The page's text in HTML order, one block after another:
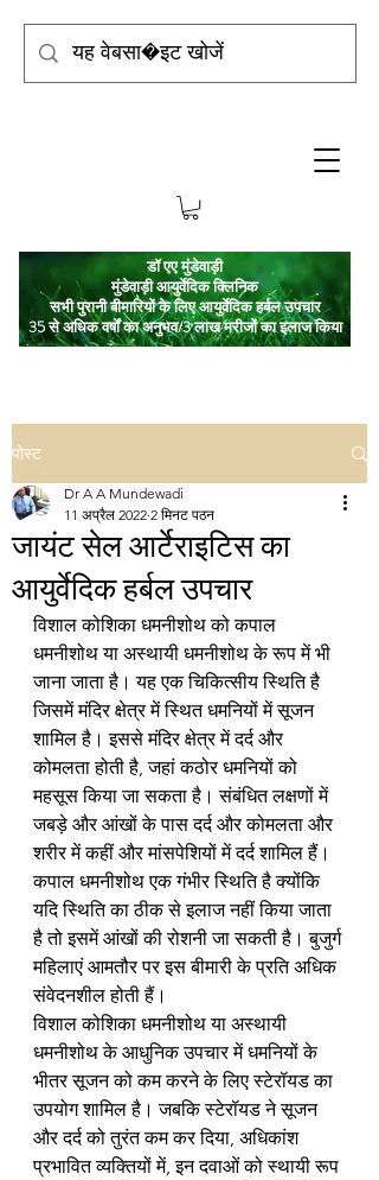
डॉ एए मुंडेवाड़ी
मुंडेवाड़ी आयुर्वेदिक क्लिनिक
सभी पुरानी बीमारियों के लिए आयुर्वेदिक हर्बल उपचार
35 से अधिक वर्षों का अनुभव/3 लाख मरीजों का इलाज किया
पोस्ट
जायंट सेल आर्टेराइटिस का
आयुर्वेदिक हर्बल उपचार
Dr A A Mundewadi
11 अप्रैल 2022 2 मिनट पठन
विशाल कोशिका धमनीशोथ को कपाल
धमनीशोथ या अस्थायी धमनीशोथ के रूप में भी
जाना जाता है। यह एक चिकित्सीय स्थिति है
जिसमें मंदिर क्षेत्र में स्थित धमनियों में सूजन
शामिल है। इससे मंदिर क्षेत्र में दर्द और
कोमलता होती है, जहां कठोर धमनियों को
महसूस किया जा सकता है। संबंधित लक्षणों में
जबड़े और आंखों के पास दर्द और कोमलता और
शरीर में कहीं और मांसपेशियों में दर्द शामिल हैं।
कपाल धमनीशोथ एक गंभीर स्थिति है क्योंकि
यदि स्थिति का ठीक से इलाज नहीं किया जाता
है तो इसमें आंखों की रोशनी जा सकती है। बुजुर्ग
महिलाएं आमतौर पर इस बीमारी के प्रति अधिक
संवेदनशील होती हैं।
विशाल कोशिका धमनीशोथ या अस्थायी
धमनीशोथ के आधुनिक उपचार में धमनियों के
भीतर सूजन को कम करने के लिए स्टेरॉयड का
उपयोग शामिल है। जबकि स्टेरॉयड ने सूजन
और दर्द को तुरंत कम कर दिया, अधिकांश
प्रभावित व्यक्तियों में, इन दवाओं को स्थायी रूप